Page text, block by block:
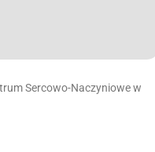
Sercowo-Naczyniowe w